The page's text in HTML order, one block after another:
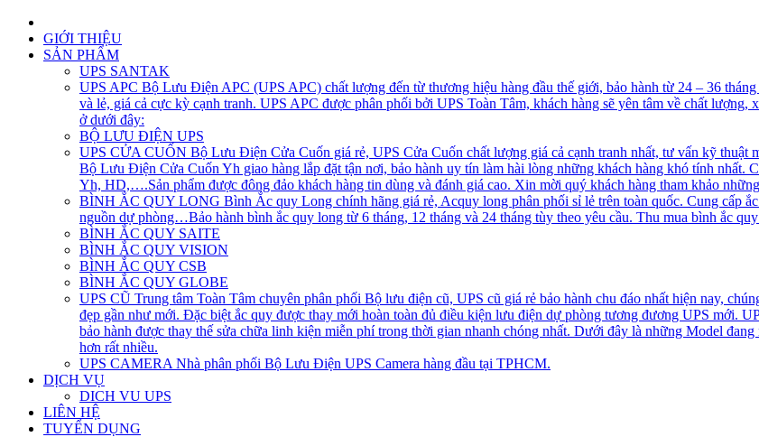
GIỚI THIỆU
SẢN PHẨM
UPS SANTAK
UPS APC Bộ Lưu Điện APC (UPS APC) chất lượng đến từ thương hiệu hàng đầu thế giới, bảo hành từ 24 – 36
và lẻ, giá cả cực kỳ cạnh tranh. UPS APC được phân phối bởi UPS Toàn Tâm, khách hàng sẽ yên tâm về chất
ở dưới đây:
BỘ LƯU ĐIỆN UPS
UPS CỬA CUỐN Bộ Lưu Điện Cửa Cuốn giá rẻ, UPS Cửa Cuốn chất lượng giá cả cạnh tranh nhất, tư vấn kỹ thuật
Bộ Lưu Điện Cửa Cuốn Yh giao hàng lắp đặt tận nơi, bảo hành uy tín làm hài lòng những khách hàng khó tính
Yh, HD,….Sản phẩm được đông đảo khách hàng tin dùng và đánh giá cao. Xin mời quý khách hàng tham khảo
BÌNH ẮC QUY LONG Bình Ắc quy Long chính hãng giá rẻ, Acquy long phân phối sỉ lẻ trên toàn quốc. Cung cấp
nguồn dự phòng…Bảo hành bình ắc quy long từ 6 tháng, 12 tháng và 24 tháng tùy theo yêu cầu. Thu mua bình ắc
BÌNH ẮC QUY SAITE
BÌNH ẮC QUY VISION
BÌNH ẮC QUY CSB
BÌNH ẮC QUY GLOBE
UPS CŨ Trung tâm Toàn Tâm chuyên phân phối Bộ lưu điện cũ, UPS cũ giá rẻ bảo hành chu đáo nhất hiện nay,
đẹp gần như mới. Đặc biệt ắc quy được thay mới hoàn toàn đủ điều kiện lưu điện dự phòng tương đương UPS mới.
bảo hành được thay thế sửa chữa linh kiện miễn phí trong thời gian nhanh chóng nhất. Dưới đây là những Model
hơn rất nhiều.
UPS CAMERA Nhà phân phối Bộ Lưu Điện UPS Camera hàng đầu tại TPHCM.
DỊCH VỤ
DICH VU UPS
LIÊN HỆ
TUYỂN DỤNG